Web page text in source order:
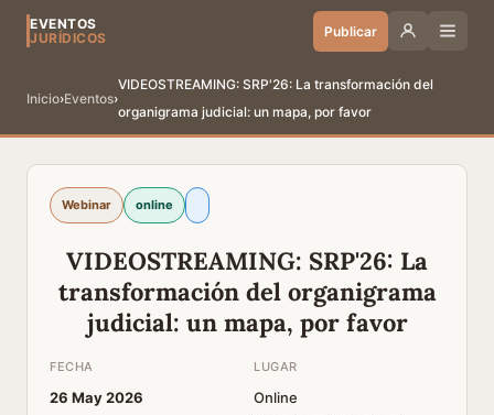
EVENTOS
JURÍDICOS
Publicar
Inicio›Eventos›
VIDEOSTREAMING: SRP'26: La transformación del
organigrama judicial: un mapa, por favor
Webinar online
VIDEOSTREAMING: SRP'26: La
transformación del organigrama
judicial: un mapa, por favor
FECHA
26 May 2026
LUGAR
Online